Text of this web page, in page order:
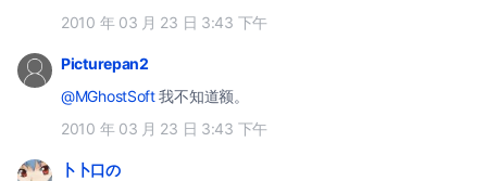
2010 年 03 月 23 日 3:43 下午
Picturepan2
@MGhostSoft我不知道额。
2010 年 03 月 23 日 3:43 下午
卜卜口の